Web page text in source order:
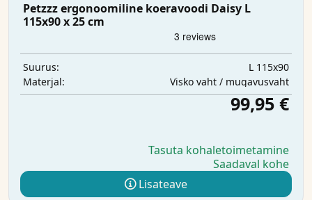
Petzzz ergonoomiline koeravoodi Daisy L
115x90 x 25 cm
Suurus:
L 115x90
Materjal:
Visko vaht / mugavusvaht
99,95 €
Tasuta kohaletoimetamine
Saadaval kohe
Lisateave